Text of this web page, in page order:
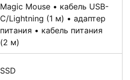
Magic Mouse • кабель USB-
C/Lightning (1 м) • адаптер
питания • кабель питания
(2 м)
SSD